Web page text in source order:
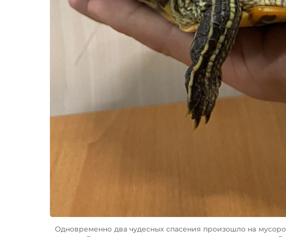
Одновременно два чудесных спасения произошло на